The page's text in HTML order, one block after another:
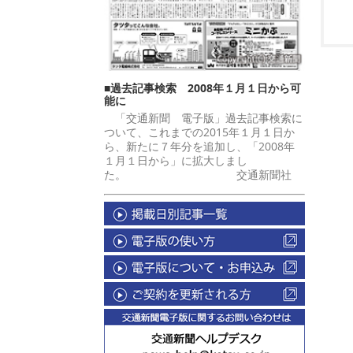
■過去記事検索 2008年１月１日から可
能に
「交通新聞 電子版」過去記事検索に
ついて、これまでの2015年１月１日か
ら、新たに７年分を追加し、「2008年
１月１日から」に拡大しまし
た。 交通新聞社